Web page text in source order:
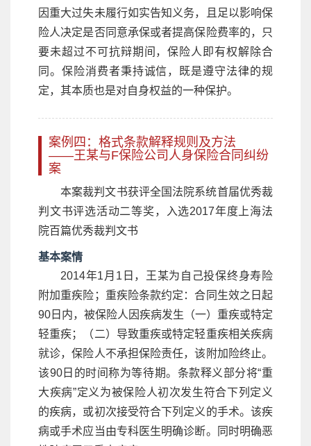
因重大过失未履行如实告知义务，且足以影响保
险人决定是否同意承保或者提高保险费率的，只
要未超过不可抗辩期间，保险人即有权解除合
同。保险消费者秉持诚信，既是遵守法律的规
定，其本质也是对自身权益的一种保护。
案例四：格式条款解释规则及方法
——王某与F保险公司人身保险合同纠纷
案
本案裁判文书获评全国法院系统首届优秀裁
判文书评选活动二等奖，入选2017年度上海法
院百篇优秀裁判文书
基本案情
2014年1月1日，王某为自己投保终身寿险
附加重疾险；重疾险条款约定：合同生效之日起
90日内，被保险人因疾病发生（一）重疾或特定
轻重疾；（二）导致重疾或特定轻重疾相关疾病
就诊，保险人不承担保险责任，该附加险终止。
该90日的时间称为等待期。条款释义部分将“重
大疾病”定义为被保险人初次发生符合下列定义
的疾病，或初次接受符合下列定义的手术。该疾
病或手术应当由专科医生明确诊断。同时明确恶